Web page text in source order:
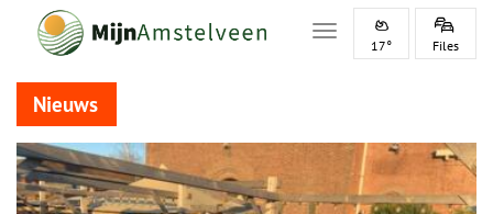
Toggle navigation
17° Files
Nieuws